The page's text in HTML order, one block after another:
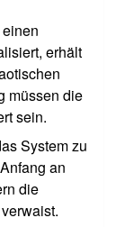
erhält
müssen die
sein.
System zu
an
die